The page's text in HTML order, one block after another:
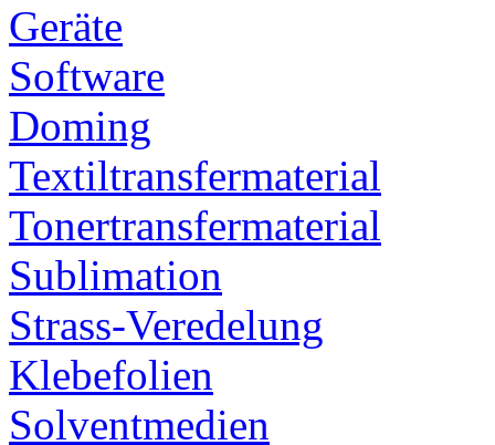
Geräte
Software
Doming
Textiltransfermaterial
Tonertransfermaterial
Sublimation
Strass-Veredelung
Klebefolien
Solventmedien